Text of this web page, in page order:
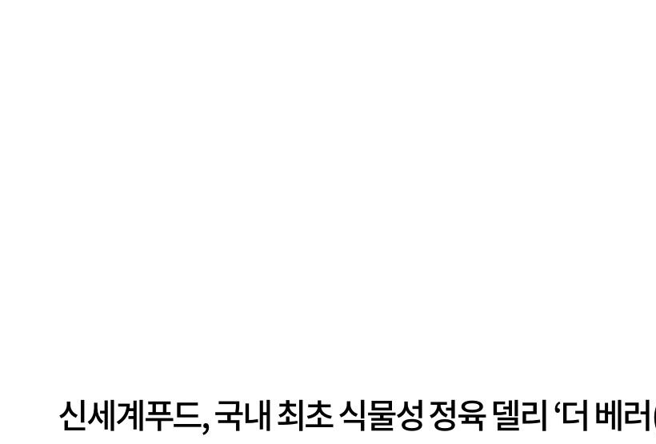
신세계푸드, 국내 최초 식물성 정육 델리 ‘더 베